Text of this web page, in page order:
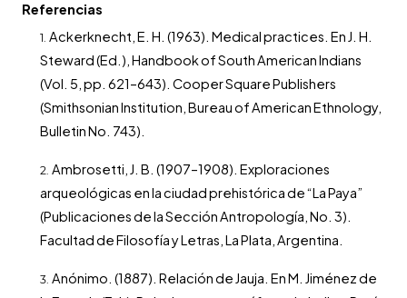
Referencias
Ackerknecht, E. H. (1963). Medical practices. En J. H.
Steward (Ed.), Handbook of South American Indians
(Vol. 5, pp. 621–643). Cooper Square Publishers
(Smithsonian Institution, Bureau of American Ethnology,
Bulletin No. 743).
Ambrosetti, J. B. (1907–1908). Exploraciones
arqueológicas en la ciudad prehistórica de “La Paya”
(Publicaciones de la Sección Antropología, No. 3).
Facultad de Filosofía y Letras, La Plata, Argentina.
Anónimo. (1887). Relación de Jauja. En M. Jiménez de